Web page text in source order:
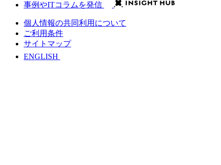
事例やITコラムを発信
個人情報の共同利用について
ご利用条件
サイトマップ
ENGLISH